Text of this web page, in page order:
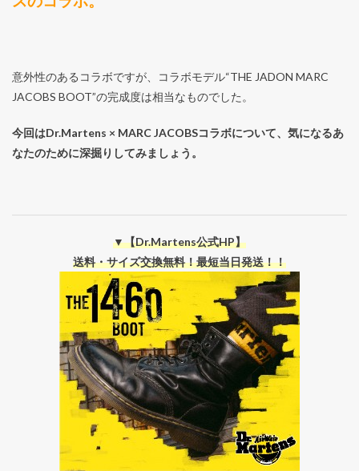
意外性のあるコラボですが、コラボモデル“THE JADON MARC
JACOBS BOOT”の完成度は相当なものでした。
今回はDr.Martens × MARC JACOBSコラボについて、気になるあ
なたのために深掘りしてみましょう。
▼【Dr.Martens公式HP】
送料・サイズ交換無料！最短当日発送！！